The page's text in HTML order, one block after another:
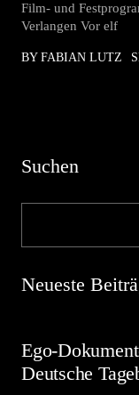
Film- und
Verlangen Vor elf
BY FABIAN LUTZ
Suchen
Neueste
Ego-
Deutsche